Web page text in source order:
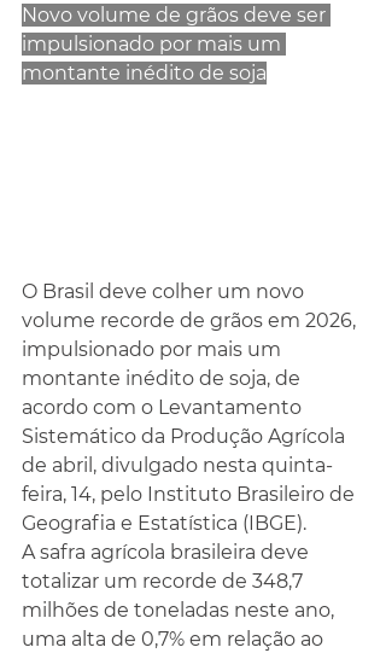
Novo volume de grãos deve ser
impulsionado por mais um
montante inédito de soja
O Brasil deve colher um novo
volume recorde de grãos em 2026,
impulsionado por mais um
montante inédito de soja, de
acordo com o Levantamento
Sistemático da Produção Agrícola
de abril, divulgado nesta quinta-
feira, 14, pelo Instituto Brasileiro de
Geografia e Estatística (IBGE).
A safra agrícola brasileira deve
totalizar um recorde de 348,7
milhões de toneladas neste ano,
uma alta de 0,7% em relação ao